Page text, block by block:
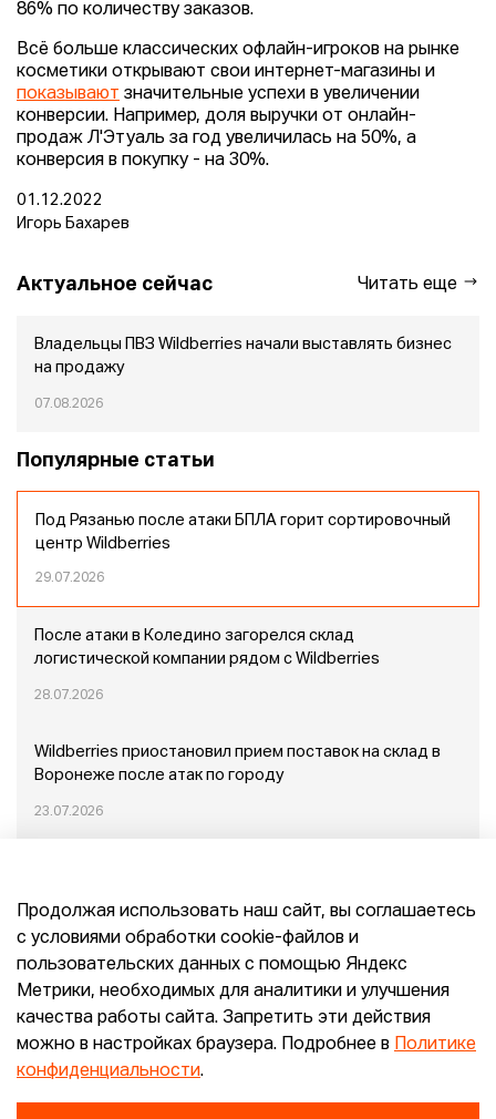
86% по количеству заказов.
Всё больше классических офлайн-игроков на рынке
косметики открывают свои интернет-магазины и
показывают значительные успехи в увеличении
конверсии. Например, доля выручки от онлайн-
продаж Л'Этуаль за год увеличилась на 50%, а
конверсия в покупку - на 30%.
01.12.2022
Игорь Бахарев
Актуальное сейчас Читать еще
Владельцы ПВЗ Wildberries начали выставлять бизнес
на продажу
07.08.2026
Популярные статьи
Под Рязанью после атаки БПЛА горит сортировочный
центр Wildberries
29.07.2026
После атаки в Коледино загорелся склад
логистической компании рядом с Wildberries
28.07.2026
Wildberries приостановил прием поставок на склад в
Воронеже после атак по городу
23.07.2026
Конец эпохи маркетплейсов: прогнозы сооснователя
Mr.Doors Максима Валецкого
26.06.2026
Продолжая использовать наш сайт, вы соглашаетесь
с условиями обработки cookie-файлов и
пользовательских данных с помощью Яндекс
Метрики, необходимых для аналитики и улучшения
качества работы сайта. Запретить эти действия
можно в настройках браузера. Подробнее в
Политике
конфиденциальности.